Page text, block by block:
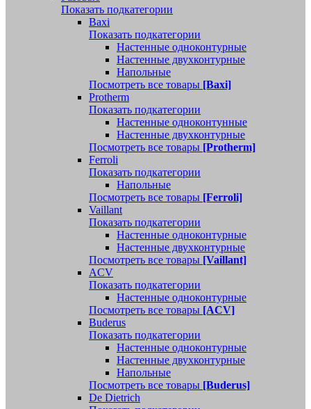
Показать подкатегории
Baxi
Показать подкатегории
Настенные одноконтурные
Настенные двухконтурные
Напольные
Посмотреть все товары [Baxi]
Protherm
Показать подкатегории
Настенные одноконтунные
Настенные двухконтурные
Посмотреть все товары [Protherm]
Ferroli
Показать подкатегории
Напольные
Посмотреть все товары [Ferroli]
Vaillant
Показать подкатегории
Настенные одноконтурные
Настенные двухконтурные
Посмотреть все товары [Vaillant]
ACV
Показать подкатегории
Настенные одноконтурные
Посмотреть все товары [ACV]
Buderus
Показать подкатегории
Настенные одноконтурные
Настенные двухконтурные
Напольные
Посмотреть все товары [Buderus]
De Dietrich